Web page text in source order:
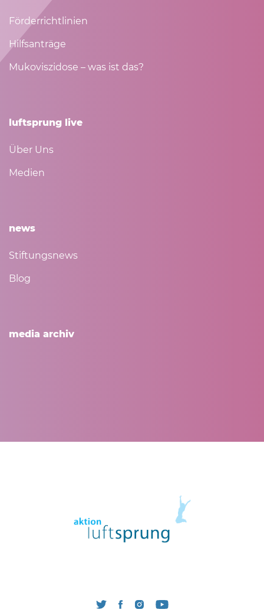
Förderrichtlinien
Hilfsanträge
Mukoviszidose – was ist das?
luftsprung live
Über Uns
Medien
news
Stiftungsnews
Blog
media archiv